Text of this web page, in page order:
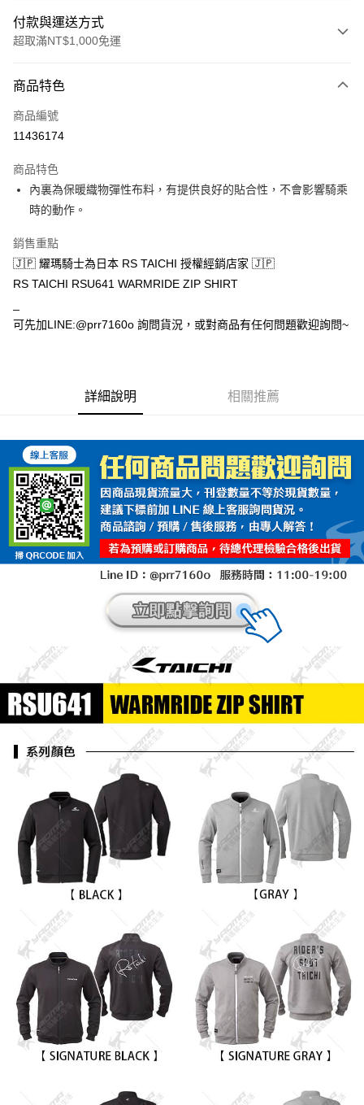
付款與運送方式
超取滿NT$1,000免運
信用卡一次付款
超商取貨付款
ATM付款
全家取貨付款(安全帽一頂以上請選宅配)
每筆NT$60，滿NT$1,000(含以上)免運費
商品特色
商品編號
11436174
商品特色
內裏為保暖織物彈性布料，有提供良好的貼合性，不會影響騎乘
時的動作。
銷售重點
🇯🇵 耀瑪騎士為日本 RS TAICHI 授權經銷店家 🇯🇵
RS TAICHI RSU641 WARMRIDE ZIP SHIRT
可先加LINE:@prr7160o 詢問貨況，或對商品有任何問題歡迎詢問~
詳細說明 相關推薦